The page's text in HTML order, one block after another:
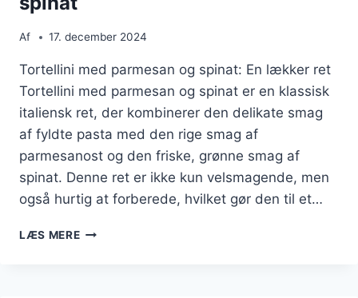
Af 17. december 2024
Tortellini med parmesan og spinat: En lækker ret
Tortellini med parmesan og spinat er en klassisk
italiensk ret, der kombinerer den delikate smag
af fyldte pasta med den rige smag af
parmesanost og den friske, grønne smag af
spinat. Denne ret er ikke kun velsmagende, men
også hurtig at forberede, hvilket gør den til et…
LÆS MERETORTELLINI